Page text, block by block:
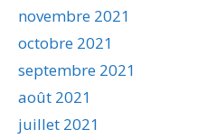
novembre 2021
octobre 2021
septembre 2021
août 2021
juillet 2021